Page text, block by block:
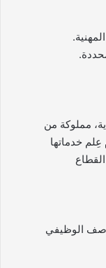
مملوكة من
خدماتها
الوظيفي